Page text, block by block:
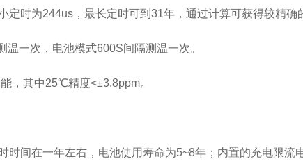
时为244us，最长定时可到31年，通过计算可获得较精确
一次，电池模式600S间隔测温一次。
，其中25℃精度<±3.8ppm。
间在一年左右，电池使用寿命为5~8年；内置的充电限流